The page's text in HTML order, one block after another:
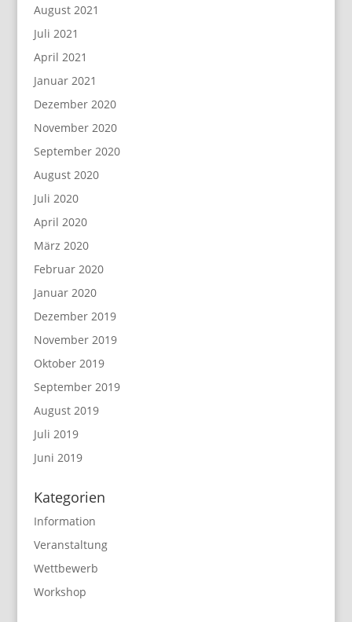
August 2021
Juli 2021
April 2021
Januar 2021
Dezember 2020
November 2020
September 2020
August 2020
Juli 2020
April 2020
März 2020
Februar 2020
Januar 2020
Dezember 2019
November 2019
Oktober 2019
September 2019
August 2019
Juli 2019
Juni 2019
Kategorien
Information
Veranstaltung
Wettbewerb
Workshop